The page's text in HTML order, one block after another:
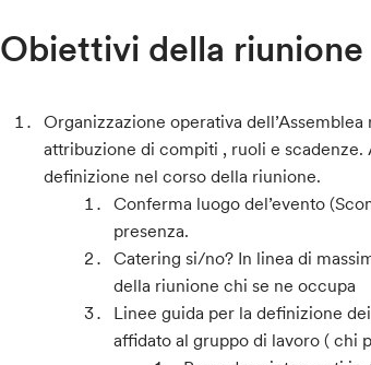
Obiettivi della riunione
Organizzazione operativa
attribuzione di compiti , ruoli e
definizione nel corso della riunione.
Conferma luogo del’evento
presenza.
Catering si/no? In linea di
della riunione chi se ne occupa
Linee guida per la definizione
affidato al gruppo di lavoro ( chi